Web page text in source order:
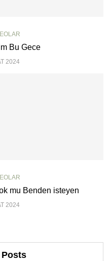
Bu Gece
2024
mu Benden isteyen
2024
Posts